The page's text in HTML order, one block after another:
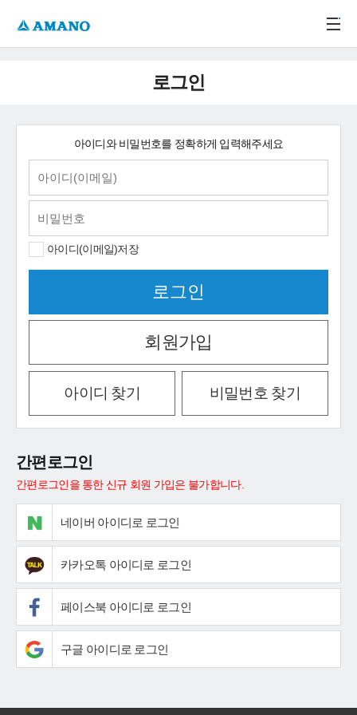
로그인
아이디와 비밀번호를 정확하게 입력해주세요
아이디(이메일)저장
회원가입
아이디 찾기 비밀번호 찾기
간편로그인
간편로그인을 통한 신규 회원 가입은 불가합니다.
네이버 아이디로 로그인
카카오톡 아이디로 로그인
페이스북 아이디로 로그인
구글 아이디로 로그인